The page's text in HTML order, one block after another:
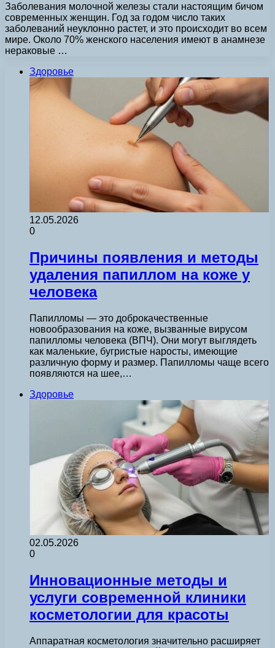
Заболевания молочной железы стали настоящим бичом
современных женщин. Год за годом число таких
заболеваний неуклонно растет, и это происходит во всем
мире. Около 70% женского населения имеют в анамнезе
нераковые …
Здоровье
12.05.2026
0
Причины появления и методы
удаления папиллом на коже у
человека
Папилломы — это доброкачественные
новообразования на коже, вызванные вирусом
папилломы человека (ВПЧ). Они могут выглядеть
как маленькие, бугристые наросты, имеющие
различную форму и размер. Папилломы чаще всего
появляются на шее,…
Здоровье
02.05.2026
0
Инновационные методы и
услуги современной клиники
косметологии для красоты
Аппаратная косметология значительно расширяет